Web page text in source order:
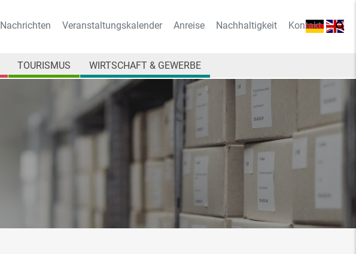
Nachrichten Veranstaltungskalender Anreise Nachhaltigkeit Kontakt
TOURISMUS WIRTSCHAFT & GEWERBE